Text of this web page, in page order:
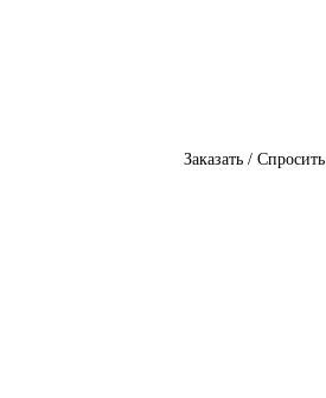
Заказать / Спросить